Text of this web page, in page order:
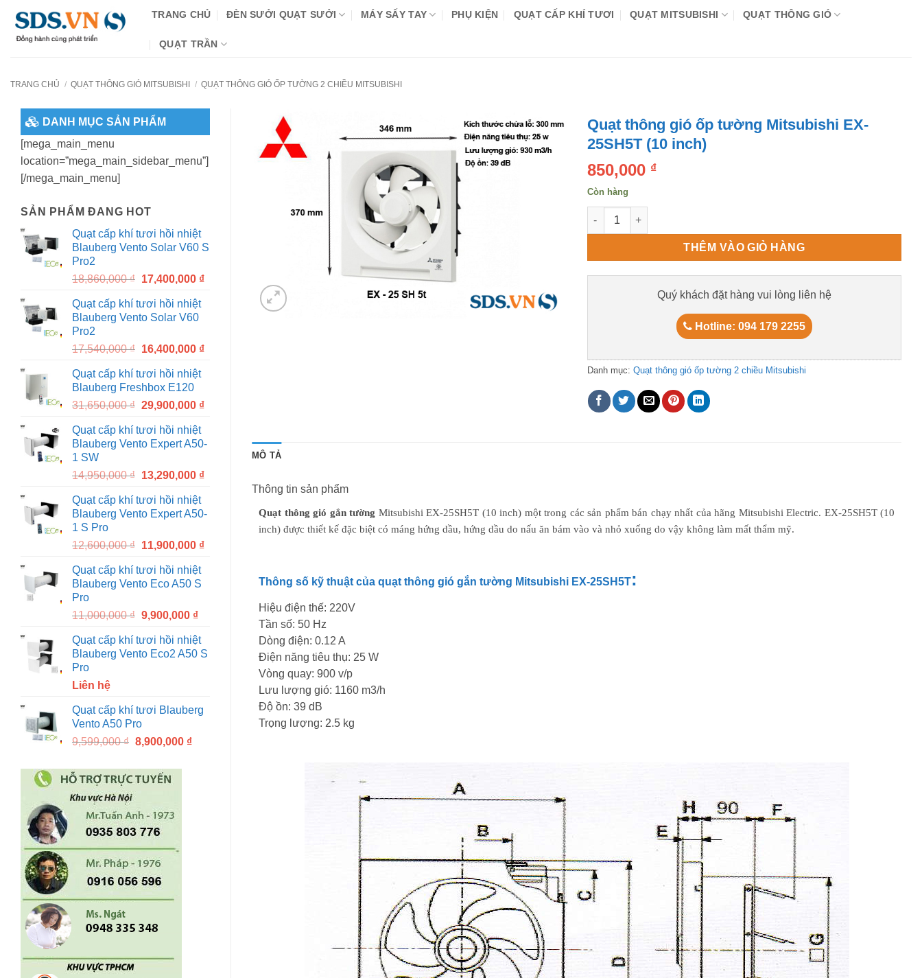
qua
TRANG CHỦ ĐÈN SƯỞI QUẠT SƯỞI MÁY SẤY TAY PHỤ KIỆN QUẠT CẤP KHÍ TƯƠI QUẠT MITSUBISHI QUẠT THÔNG GIÓ
QUẠT TRẦN
TRANG CHỦ / QUẠT THÔNG GIÓ MITSUBISHI / QUẠT THÔNG GIÓ ỐP TƯỜNG 2 CHIỀU MITSUBISHI
DANH MỤC SẢN PHẨM
[mega_main_menu
location=”mega_main_sidebar_menu”]
[/mega_main_menu]
SẢN PHẨM ĐANG HOT
Quạt cấp khí tươi hồi nhiệt
Blauberg Vento Solar V60 S
Pro2
18,860,000₫ Original
was:
18,860,000 ₫.
17,400,000 ₫Current
Quạt cấp khí tươi hồi nhiệt
Blauberg Vento Solar V60
Pro2
17,540,000₫ Original
was:
17,540,000 ₫.
16,400,000 ₫Current
Quạt cấp khí tươi hồi nhiệt
Blauberg Freshbox E120
31,650,000₫ Original
was:
31,650,000 ₫.
29,900,000 ₫Current
29,900,000 ₫.
Quạt cấp khí tươi hồi nhiệt
Blauberg Vento Expert A50-
1 SW
14,950,000₫ Original
was:
14,950,000 ₫.
13,290,000 ₫Current
13,290,000 ₫.
Quạt cấp khí tươi hồi nhiệt
Blauberg Vento Expert A50-
1 S Pro
12,600,000₫ Original
was:
12,600,000 ₫.
11,900,000 ₫Current
11,900,000 ₫.
Quạt cấp khí tươi hồi nhiệt
Blauberg Vento Eco A50 S
Pro
11,000,000₫ Original
was:
11,000,000 ₫.
9,900,000 ₫Current
is:
9,900,000 ₫.
Quạt cấp khí tươi hồi nhiệt
Blauberg Vento Eco2 A50 S
Pro
Liên hệ
Quạt cấp khí tươi Blauberg
Vento A50 Pro
9,599,000₫ Original
was:
9,599,000 ₫.
8,900,000 ₫Current
Quạt thông gió ốp tường Mitsubishi EX-
25SH5T (10 inch)
850,000 ₫
Còn hàng
Quạt thông gió ốp tường Mitsubishi EX-25SH5T (10 inch) số lượng
THÊM VÀO GIỎ HÀNG
Quý khách đặt hàng vui lòng liên hệ
Hotline: 094 179 2255
Danh mục: Quạt thông gió ốp tường 2 chiều Mitsubishi
MÔ TẢ
Thông tin sản phẩm
Quạt thông gió gắn tường Mitsubishi EX-25SH5T (10 inch) một trong các sản phẩm bán chạy nhất của hãng Mitsubishi Electric. EX-25SH5T (10
inch) được thiết kế đặc biệt có máng hứng dầu, hứng dầu do nấu ăn bám vào và nhỏ xuống do vậy không làm mất thẩm mỹ.
Thông số kỹ thuật của quạt thông gió gắn tường Mitsubishi EX-25SH5T:
Hiệu điện thế: 220V
Tần số: 50 Hz
Dòng điện: 0.12 A
Điện năng tiêu thụ: 25 W
Vòng quay: 900 v/p
Lưu lượng gió: 1160 m3/h
Độ ồn: 39 dB
Trọng lượng: 2.5 kg